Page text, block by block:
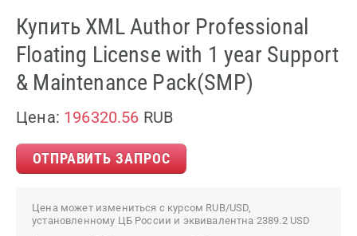
Купить XML Author Professional
Floating License with 1 year Support
& Maintenance Pack(SMP)
Цена: 196320.56 RUB
ОТПРАВИТЬ ЗАПРОС
Цена может измениться с курсом RUB/USD,
установленному ЦБ России и эквивалентна 2389.2 USD